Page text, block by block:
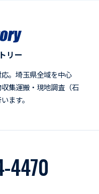
リー
。埼玉県全域を中心
集運搬・現地調査（石
ます。
4470